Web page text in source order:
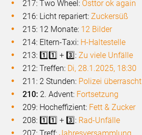
217: Two Wheel: Osttor ok again
216: Licht repariert:Zuckersüß
215: 12 Monate: 12 Bilder
214: Eltern-Taxi: H-Haltestelle
213: 1️⃣1️⃣ + 3️⃣:Zu viele Unfälle
212: Treffen: Di, 28.1.2025, 18:30
211: 2 Stunden: Polizei überrascht
210: 2. Advent: Fortsetzung
209: Hocheffizient: Fett & Zucker
208: 1️⃣1️⃣ + 3️⃣: Rad-Unfälle